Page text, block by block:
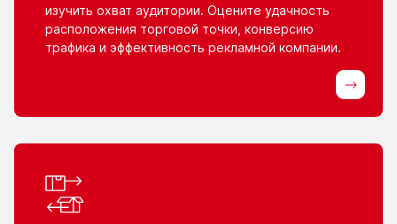
изучить охват аудитории. Оцените удачность
расположения торговой точки, конверсию
трафика и эффективность рекламной компании.